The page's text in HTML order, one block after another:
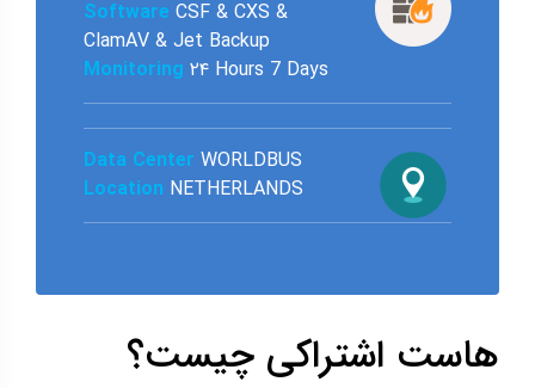
Software CSF & CXS &
ClamAV & Jet Backup
Monitoring ۲۴ Hours 7 Days
Data Center WORLDBUS
Location NETHERLANDS
هاست اشتراکی چیست؟